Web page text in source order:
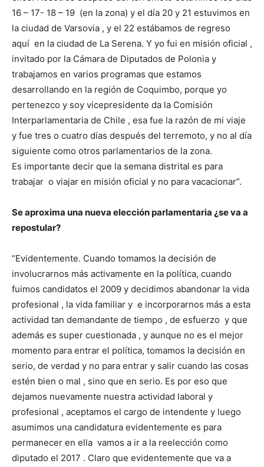
16 – 17- 18 – 19 (en la zona) y el día 20 y 21 estuvimos en
la ciudad de Varsovia , y el 22 estábamos de regreso
aquí en la ciudad de La Serena. Y yo fui en misión oficial ,
invitado por la Cámara de Diputados de Polonia y
trabajamos en varios programas que estamos
desarrollando en la región de Coquimbo, porque yo
pertenezco y soy vicepresidente da la Comisión
Interparlamentaria de Chile , esa fue la razón de mi viaje
y fue tres o cuatro días después del terremoto, y no al día
siguiente como otros parlamentarios de la zona.
Es importante decir que la semana distrital es para
trabajar o viajar en misión oficial y no para vacacionar”.
Se aproxima una nueva elección parlamentaria ¿se va a
repostular?
“Evidentemente. Cuando tomamos la decisión de
involucrarnos más activamente en la política, cuando
fuimos candidatos el 2009 y decidimos abandonar la vida
profesional , la vida familiar y e incorporarnos más a esta
actividad tan demandante de tiempo , de esfuerzo y que
además es super cuestionada , y aunque no es el mejor
momento para entrar el política, tomamos la decisión en
serio, de verdad y no para entrar y salir cuando las cosas
estén bien o mal , sino que en serio. Es por eso que
dejamos nuevamente nuestra actividad laboral y
profesional , aceptamos el cargo de intendente y luego
asumimos una candidatura evidentemente es para
permanecer en ella vamos a ir a la reelección como
diputado el 2017 . Claro que evidentemente que va a